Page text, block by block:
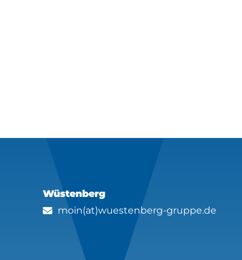
Wüstenberg
moin(at)wuestenberg-gruppe.de